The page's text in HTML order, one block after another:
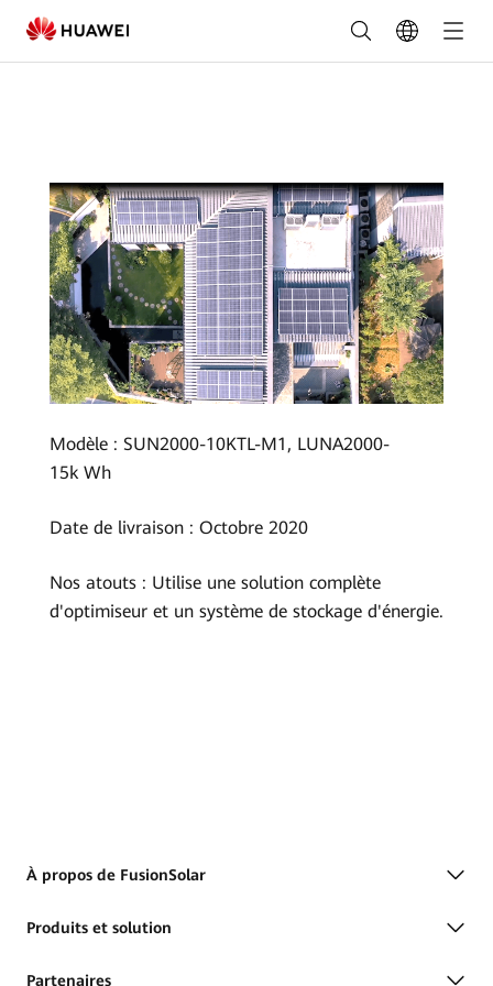
29
KW
Modèle : SUN2000-10KTL-M1, LUNA2000-
15k Wh
Date de livraison : Octobre 2020
Nos atouts : Utilise une solution complète
d'optimiseur et un système de stockage d'énergie.
À propos de FusionSolar
Produits et solution
Partenaires